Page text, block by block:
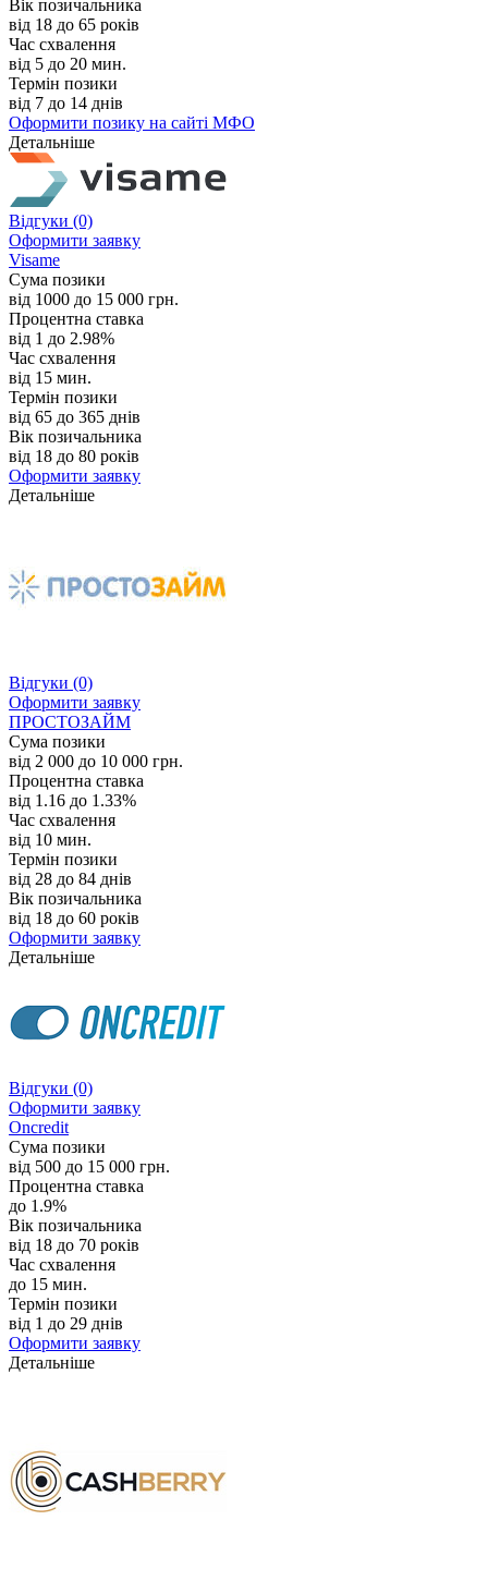
Вік позичальника
від 18 до 65 років
Час схвалення
від 5 до 20 мин.
Термін позики
від 7 до 14 днів
Оформити позику на сайті МФО
Детальніше
Відгуки (0)
Оформити заявку
Visame
Сума позики
від 1000 до 15 000 грн.
Процентна ставка
від 1 до 2.98%
Час схвалення
від 15 мин.
Термін позики
від 65 до 365 днів
Вік позичальника
від 18 до 80 років
Оформити заявку
Детальніше
Відгуки (0)
Оформити заявку
ПРОСТОЗАЙМ
Сума позики
від 2 000 до 10 000 грн.
Процентна ставка
від 1.16 до 1.33%
Час схвалення
від 10 мин.
Термін позики
від 28 до 84 днів
Вік позичальника
від 18 до 60 років
Оформити заявку
Детальніше
Відгуки (0)
Оформити заявку
Oncredit
Сума позики
від 500 до 15 000 грн.
Процентна ставка
до 1.9%
Вік позичальника
від 18 до 70 років
Час схвалення
до 15 мин.
Термін позики
від 1 до 29 днів
Оформити заявку
Детальніше